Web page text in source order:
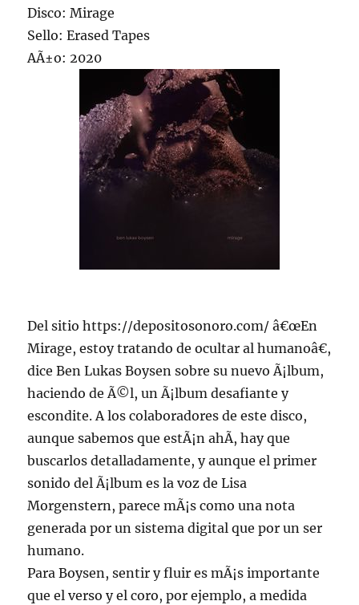
Disco: Mirage
Sello: Erased Tapes
AÃ±o: 2020
Del sitio https://depositosonoro.com/ â€œEn
Mirage, estoy tratando de ocultar al humanoâ€,
dice Ben Lukas Boysen sobre su nuevo Ã¡lbum,
haciendo de Ã©l, un Ã¡lbum desafiante y
escondite. A los colaboradores de este disco,
aunque sabemos que estÃ¡n ahÃ­, hay que
buscarlos detalladamente, y aunque el primer
sonido del Ã¡lbum es la voz de Lisa
Morgenstern, parece mÃ¡s como una nota
generada por un sistema digital que por un ser
humano.
Para Boysen, sentir y fluir es mÃ¡s importante
que el verso y el coro, por ejemplo, a medida